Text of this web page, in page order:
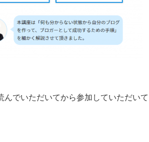
でいただいてから参加していただいて